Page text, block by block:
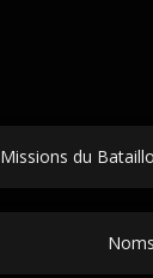
Missions du